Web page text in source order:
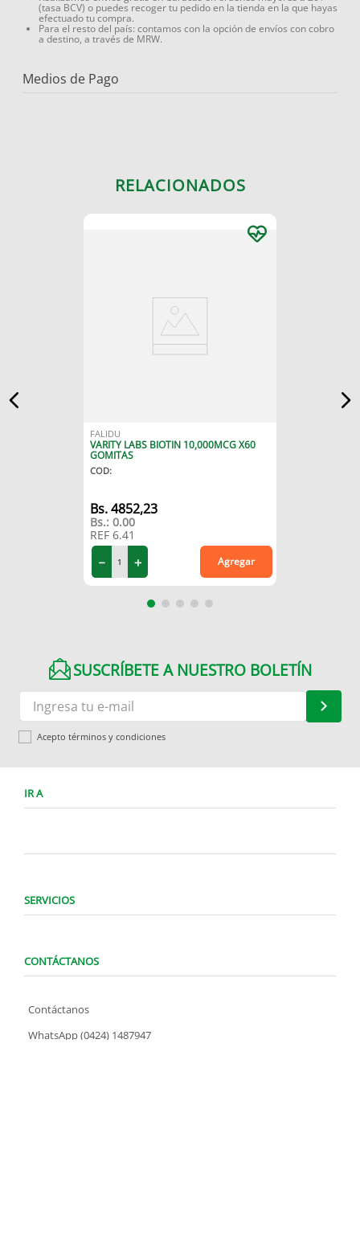
(tasa BCV) o puedes recoger tu pedido en la tienda en la que hayas
efectuado tu compra.
Para el resto del país: contamos con la opción de envíos con cobro
a destino, a través de MRW.
Medios de Pago
RELACIONADOS
FALIDU
VARITY LABS BIOTIN 10,000MCG X60
GOMITAS
COD:
4852,23
Bs.: 0.00
REF 6.41
＋
－ Agregar
SUSCRÍBETE A NUESTRO BOLETÍN
Acepto términos y condiciones
IR A
SERVICIOS
CONTÁCTANOS
Contáctanos
WhatsApp (0424) 1487947